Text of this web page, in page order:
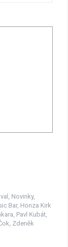
Novinky,
Bar, Honza Kirk
Pavl Kubát
Zdeněk